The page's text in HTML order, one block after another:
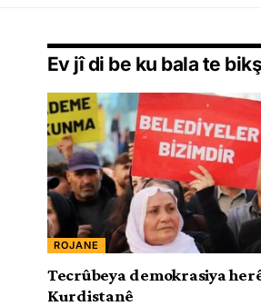
Ev jî di be ku bala te
ROJANE
Tecrûbeya demokrasiya
Kurdistanê